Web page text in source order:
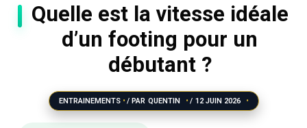
Quelle est la vitesse idéale
d’un footing pour un
débutant ?
ENTRAINEMENTS / PAR QUENTIN / 12 JUIN 2026